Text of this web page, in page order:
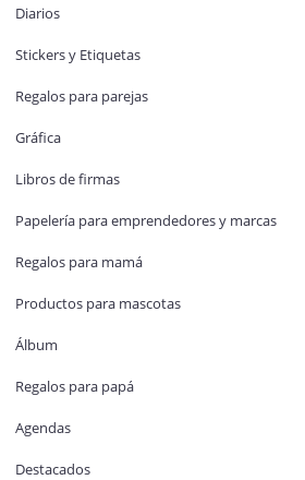
Diarios
Stickers y Etiquetas
Regalos para parejas
Gráfica
Libros de firmas
Papelería para emprendedores y marcas
Regalos para mamá
Productos para mascotas
Álbum
Regalos para papá
Agendas
Destacados